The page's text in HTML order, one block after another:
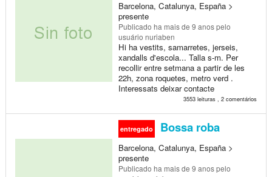
Barcelona, Catalunya, España >
presente
Publicado ha mais de 9 anospelo
usuário nuriaben
Hi ha vestits, samarretes, jerseis,
xandalls d'escola... Talla s-m. Per
recollir entre setmana a partir de les
22h, zona roquetes, metro verd .
Interessats deixar contacte
3553 leituras , 2 comentários
entregado Bossa roba
Barcelona, Catalunya, España >
presente
Publicado ha mais de 9 anospelo